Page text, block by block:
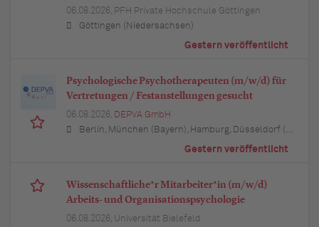
06.08.2026, PFH Private Hochschule Göttingen
Göttingen (Niedersachsen)
Gestern veröffentlicht
Psychologische Psychotherapeuten (m/w/d) für
Vertretungen / Festanstellungen gesucht
06.08.2026, DEPVA GmbH
Berlin, München (Bayern), Hamburg, Düsseldorf (Nordrhein-Westfalen), Köln (Nordrhein-Westfalen), Essen (Nordrhein-Westfalen), Dortmund (Nordrhein-Westfalen), Stuttgart (Baden-Württemberg), Heilbronn (Baden-Württemberg), Hannover (Niedersachsen), Rostock (Mecklenburg-Vorpommern), Kiel (Schleswig-Holstein), Augsburg (Bayern), Nürnberg (Bayern), Frankfurt am Main (Hessen), Bremen, Schwerin (Mecklenburg-Vorpommern), Mainz (Rheinland-Pfalz), Saarbrücken (Saarland), Dresden (Sachsen), Magdeburg (Sachsen-Anhalt), Potsdam (Brandenburg), Erfurt (Thüringen), Würzburg (Bayern), Heilbronn (Baden-Württemberg), Leipzig (Sachsen)
Gestern veröffentlicht
Wissenschaftliche*r Mitarbeiter*in (m/w/d)
Arbeits- und Organisationspsychologie
06.08.2026, Universität Bielefeld